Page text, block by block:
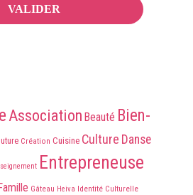
Association Beauté Bien-
Création Cuisine Culture Danse
Entrepreneuse
Gâteau Heiva Identité Culturelle